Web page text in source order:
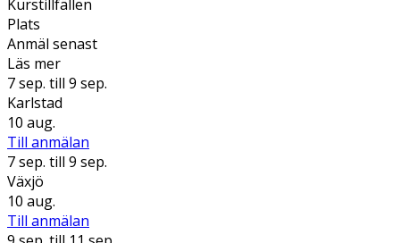
Kurstillfällen
Plats
Anmäl senast
Läs mer
7 sep. till 9 sep.
Karlstad
10 aug.
Till anmälan
7 sep. till 9 sep.
Växjö
10 aug.
Till anmälan